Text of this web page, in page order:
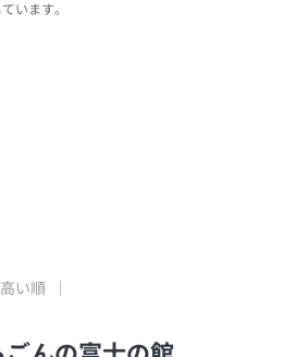
います。
い順